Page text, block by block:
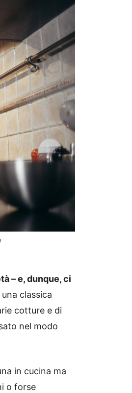
– e, dunque, ci
classica
cotture e di
nel modo
in cucina ma
o forse